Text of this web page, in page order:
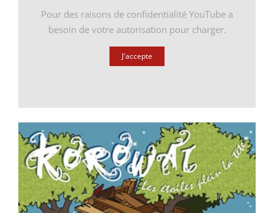
Pour des raisons de confidentialité YouTube a
besoin de votre autorisation pour charger.
J'accepte